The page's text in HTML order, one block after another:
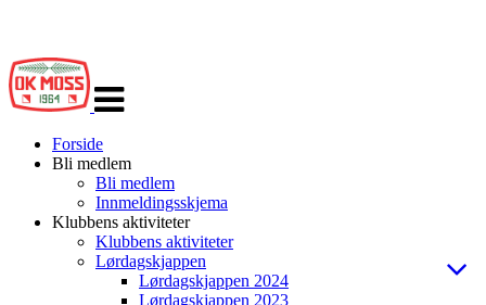
navigasjon
Forside
Bli medlem
Bli medlem
Innmeldingsskjema
Klubbens aktiviteter
Klubbens aktiviteter
Lørdagskjappen
Lørdagskjappen 2024
Lørdagskjappen 2023